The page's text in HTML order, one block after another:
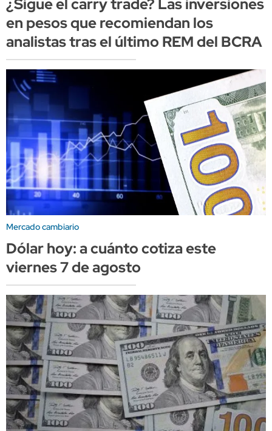
¿Sigue el carry trade? Las inversiones
en pesos que recomiendan los
analistas tras el último REM del BCRA
Mercado cambiario
Dólar hoy: a cuánto cotiza este
viernes 7 de agosto